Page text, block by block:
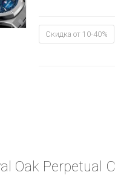
Скидка от 10-40%
Oak Perpetual